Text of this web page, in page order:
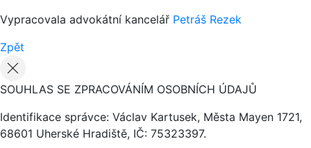
Vypracovala advokátní kancelář Petráš Rezek
Zpět
SOUHLAS SE ZPRACOVÁNÍM OSOBNÍCH ÚDAJŮ
Identifikace správce: Václav Kartusek, Města Mayen 1721,
68601 Uherské Hradiště, IČ: 75323397.